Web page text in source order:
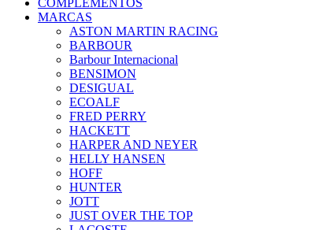
COMPLEMENTOS
MARCAS
ASTON MARTIN RACING
BARBOUR
Barbour Internacional
BENSIMON
DESIGUAL
ECOALF
FRED PERRY
HACKETT
HARPER AND NEYER
HELLY HANSEN
HOFF
HUNTER
JOTT
JUST OVER THE TOP